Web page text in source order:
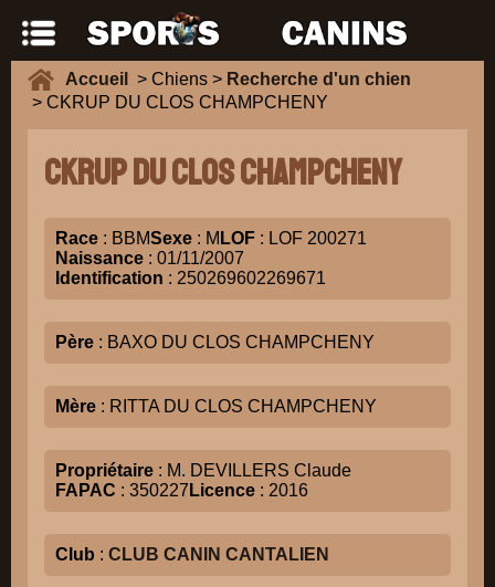
Accueil > Chiens > Recherche d'un chien
> CKRUP DU CLOS CHAMPCHENY
CKRUP DU CLOS CHAMPCHENY
Race : BBMSexe : M LOF : LOF 200271
Naissance : 01/11/2007
Identification : 250269602269671
Père : BAXO DU CLOS CHAMPCHENY
Mère : RITTA DU CLOS CHAMPCHENY
Propriétaire : M. DEVILLERS Claude
FAPAC : 350227 Licence : 2016
Club : CLUB CANIN CANTALIEN